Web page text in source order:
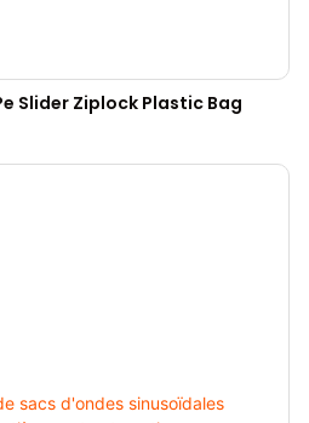
Slider Ziplock Plastic Bag